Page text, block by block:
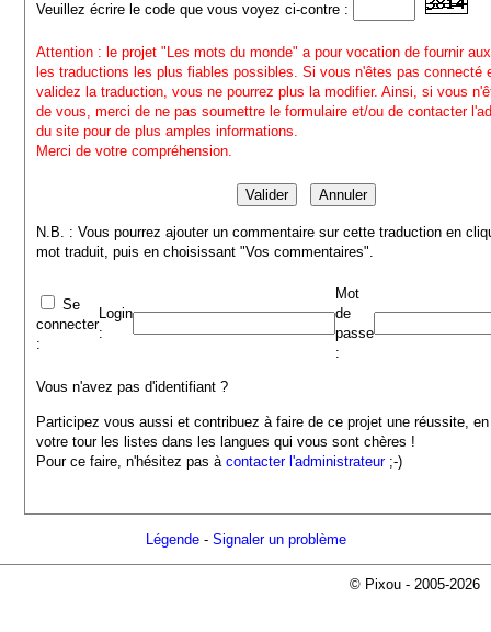
Veuillez écrire le code que vous voyez ci-contre :
Attention : le projet "Les mots du monde" a pour vocation de fournir
les traductions les plus fiables possibles. Si vous n'êtes pas connecté
validez la traduction, vous ne pourrez plus la modifier. Ainsi, si vous
de vous, merci de ne pas soumettre le formulaire et/ou de contacter
du site pour de plus amples informations.
Merci de votre compréhension.
N.B. : Vous pourrez ajouter un commentaire sur cette traduction en
mot traduit, puis en choisissant "Vos commentaires".
Se
connecter
:
Login
:
Mot
de
passe
:
Vous n'avez pas d'identifiant ?
Participez vous aussi et contribuez à faire de ce projet une réussite,
votre tour les listes dans les langues qui vous sont chères !
Pour ce faire, n'hésitez pas àcontacter l'administrateur;-)
Légende- Signaler un problème
© Pixou - 2005-2026